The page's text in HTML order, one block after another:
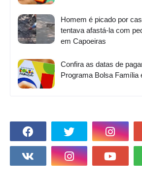
Homem é picado por
tentava afastá-la com
em Capoeiras
Confira as datas de
Programa Bolsa Família